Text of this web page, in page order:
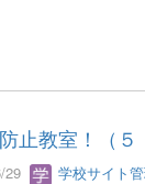
止教室！（５
29 学校サイト